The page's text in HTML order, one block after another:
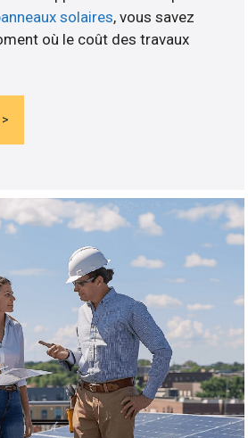
solaires, vous savez
où le coût des travaux